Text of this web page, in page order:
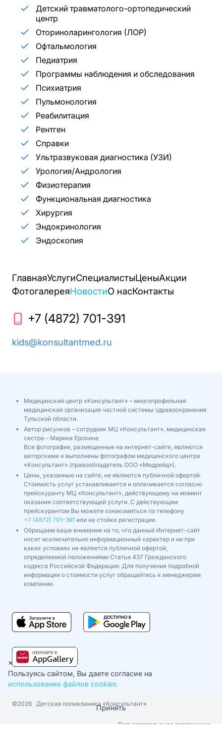
Детский травматолого-ортопедический
центр
Оториноларингология (ЛОР)
Офтальмология
Педиатрия
Программы наблюдения и обследования
Психиатрия
Пульмонология
Реабилитация
Рентген
Справки
Ультразвуковая диагностика (УЗИ)
Урология/Андрология
Физиотерапия
Функциональная диагностика
Хирургия
Эндокринология
Эндоскопия
ГлавнаяУслугиСпециалистыЦеныАкции
ФотогалереяНовостиО насКонтакты
+7 (4872) 701-391
kids@konsultantmed.ru
Медицинский центр «Консультант» – многопрофильная
медицинская организация частной системы здравоохранения
Тульской области.
Автор рисунков – сотрудник МЦ «Консультант», медицинская
сестра – Марина Ерохина
Все фотографии, размещенные на интернет-сайте, являются
авторскими и выполнены фотографом медицинского центра
«Консультант» (правообладатель ООО «Медрейд»).
Цены, указанные на сайте, не являются публичной офертой.
Стоимость услуг устанавливается и оплачивается согласно
прейскуранту МЦ «Консультант», действующему на момент
оказания соответствующей услуги. С действующим
прейскурантом Вы можете ознакомиться по телефону
+7 (4872) 701-391 или на стойке регистрации.
Обращаем ваше внимание на то, что данный Интернет-сайт
носит исключительно информационный характер и ни при
каких условиях не является публичной офертой,
определяемой положениями Статьи 437 Гражданского
кодекса Российской Федерации. Для получения подробной
информации о стоимости услуг обращайтесь к менеджерам
компании.
©2026 Детская поликлиника «Консультант»
Пользовательское соглашение
×
Пользуясь сайтом, Вы даете согласие на
использование файлов cookies
Принять